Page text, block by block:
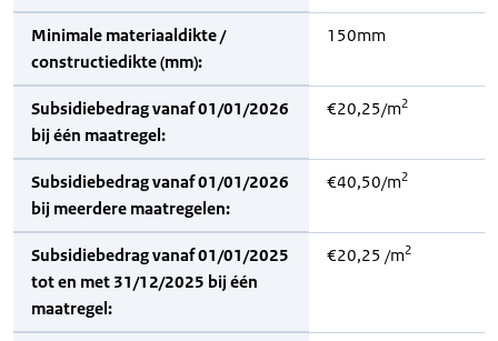
Minimale materiaaldikte /
constructiedikte (mm):
150mm
Subsidiebedrag vanaf 01/01/2026
bij één maatregel:
€20,25/m2
Subsidiebedrag vanaf 01/01/2026
bij meerdere maatregelen:
€40,50/m2
Subsidiebedrag vanaf 01/01/2025
tot en met 31/12/2025 bij één
maatregel:
€20,25 /m2